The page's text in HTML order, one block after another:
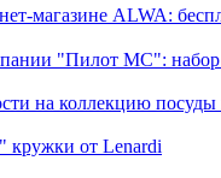
магазине ALWA:
"Пилот МС":
на коллекцию
кружки от Lenardi